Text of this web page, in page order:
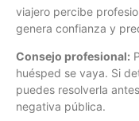
viajero percibe
genera confianza y
Consejo profesional:
huésped se vaya. Si
puedes resolverla
negativa pública.